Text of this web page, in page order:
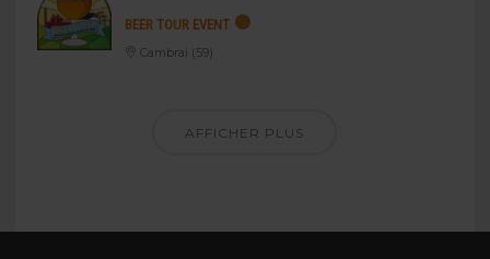
BEER TOUR EVENT
Cambrai (59)
AFFICHER PLUS